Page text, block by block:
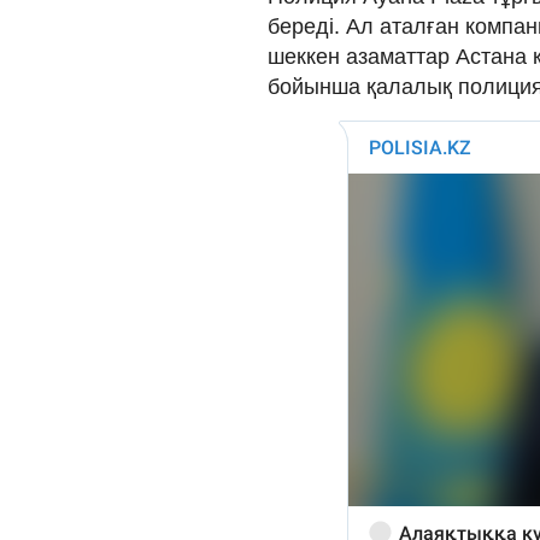
береді. Ал аталған
шеккен азаматтар
бойынша қалалық